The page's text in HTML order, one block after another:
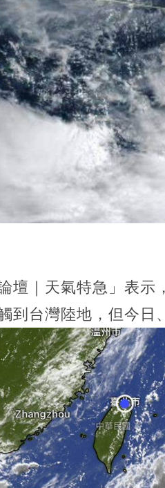
壇｜天氣特急」表
到台灣陸地，但今日